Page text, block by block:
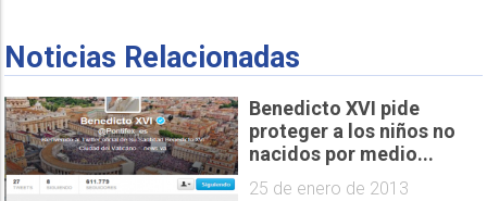
Noticias Relacionadas
Benedicto XVI pide
proteger a los niños no
nacidos por medio...
25 de enero de 2013